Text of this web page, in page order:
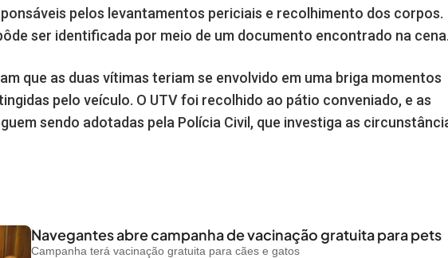
pelos levantamentos periciais e recolhimento dos corpos.
ser identificada por meio de um documento encontrado na
que as duas vítimas teriam se envolvido em uma briga momentos
pelo veículo. O UTV foi recolhido ao pátio conveniado, e as
sendo adotadas pela Polícia Civil, que investiga as
Navegantes abre campanha de vacinação gratuita para pets
Campanha terá vacinação gratuita para cães e gatos